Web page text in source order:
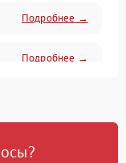
Подробнее →
Подробнее →